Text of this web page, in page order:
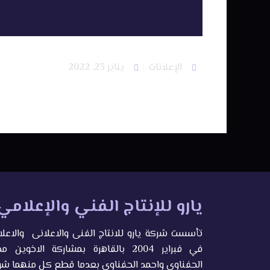
الإعلانات يناير 23, 2022
يارو للإنتاج الفني
تأسست شركة يارو للانتاج الفنى والاعلانى
في فبراير 2004 بالقاهرة بمشاركة
الحفناوى واحمد الحفناوى بعدما قطع كل منهما